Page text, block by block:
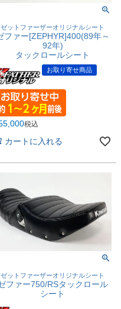
ゼットファーザーオリジナルシート
ファー[ZEPHYR]400(89年～
92年)
タックロールシート
お取り寄せ商品
税込
カートに入れる
ゼットファーザーオリジナルシート
ファー750/RSタックロール
シート